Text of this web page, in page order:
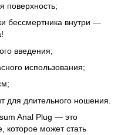
поверхность;
бессмертника внутри —
введения;
использования;
для длительного ношения.
Anal Plug — это
которое может стать